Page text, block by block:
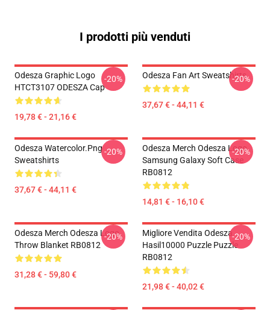
I prodotti più venduti
Odesza Graphic Logo
HTCT3107 ODESZA Cap
19,78 € - 21,16 €
-20% Odesza Fan Art Sweatshirts
37,67 € - 44,11 €
-20%
Odesza Watercolor.png
Sweatshirts
37,67 € - 44,11 €
-20%
Odesza Merch Odesza Logo
Samsung Galaxy Soft Case
RB0812
14,81 € - 16,10 €
-20%
Odesza Merch Odesza Logo
Throw Blanket RB0812
31,28 € - 59,80 €
-20%
Migliore Vendita Odesza
Hasil10000 Puzzle Puzzle
RB0812
21,98 € - 40,02 €
-20%